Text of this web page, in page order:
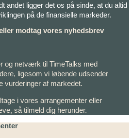
andet ligger det os på sinde, at du altid
på de finansielle markeder.
modtag vores nyhedsbrev
og netværk til TimeTalks med
ligesom vi løbende udsender
vurderinger af markedet.
i vores arrangementer eller
så tilmeld dig herunder.